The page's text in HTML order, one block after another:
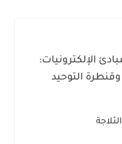
الإلكترونيات:
وقنطرة التوحيد